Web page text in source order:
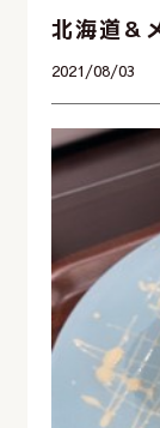
北海道＆
2021/08/03